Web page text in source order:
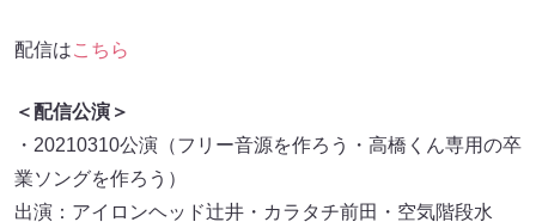
配信はこちら
＜配信公演＞
・20210310公演（フリー音源を作ろう・高橋くん専用の卒
業ソングを作ろう）
出演：アイロンヘッド辻井・カラタチ前田・空気階段水